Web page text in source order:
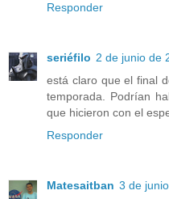
Responder
seriéfilo 2 de junio de
está claro que el final
temporada. Podrían
que hicieron con el
Responder
Matesaitban 3 de